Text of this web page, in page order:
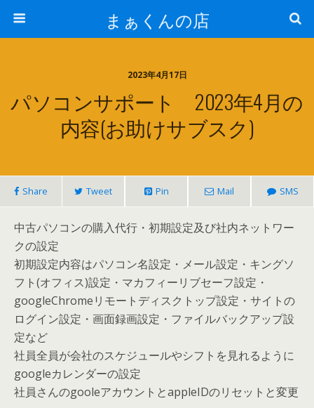
まぁくんの店
2023年4月17日
パソコンサポート 2023年4月の
内容(お助けサブスク)
Share Tweet Pin Mail SMS
中古パソコンの購入代行・初期設定及び社内ネットワー
クの設定
初期設定内容はパソコン名設定・メール設定・キングソ
フト(オフィス)設定・マカフィーリブセーフ設定・
googleChromeリモートディスクトップ設定・サイトの
ログイン設定・画面録画設定・ファイルバックアップ設
定など
社員全員が会社のスケジュールやシフトを見れるように
googleカレンダーの設定
社員さんのgooleアカウントとappleIDのリセットと変更